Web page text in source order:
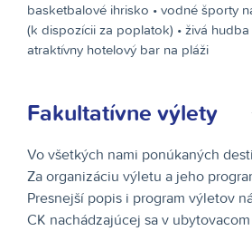
basketbalové ihrisko • vodné športy
(k dispozícii za poplatok) • živá
atraktívny hotelový bar na pláži
Fakultatívne výlety
Vo všetkých nami ponúkaných
Za organizáciu výletu a jeho
Presnejší popis i program výletov
CK nachádzajúcej sa v